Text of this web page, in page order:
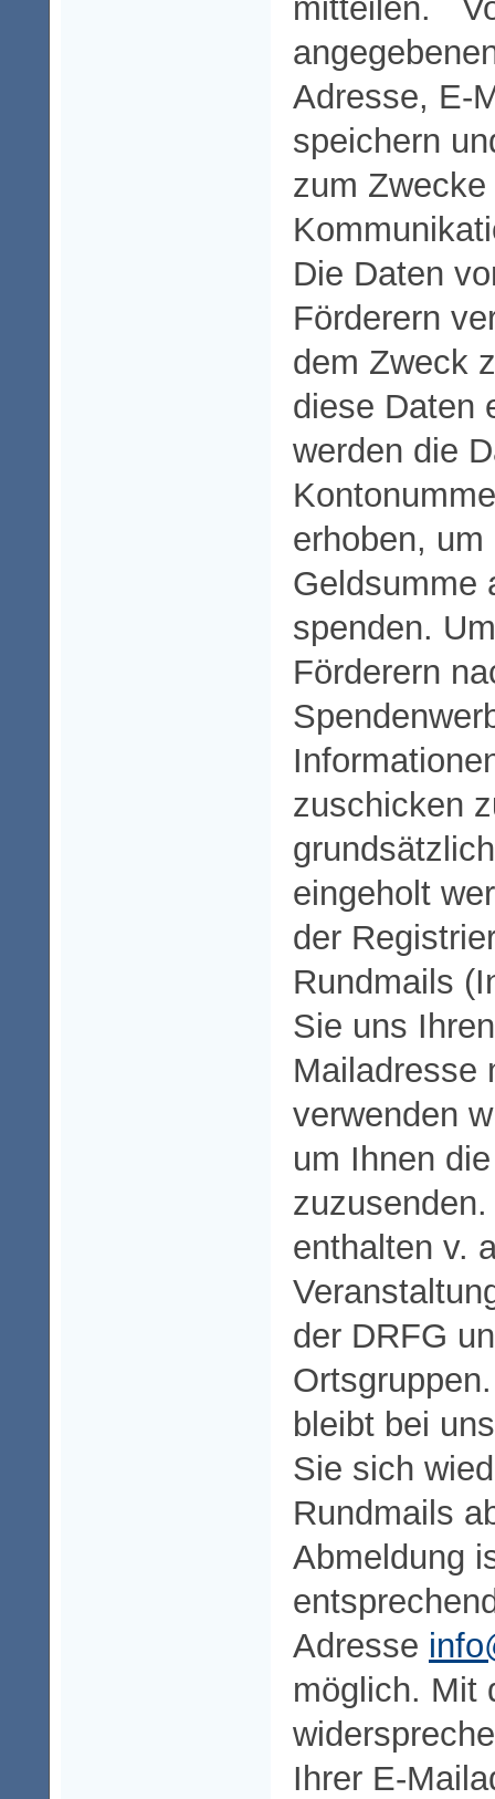
mitteilen.
Adresse, E-
speichern
zum
Die Daten
Förderern
dem Zweck
diese Daten
werden die
erhoben,
Geldsumme
spenden.
Förderern
zuschicken
eingeholt
der
Rundmails
Sie uns
Mailadresse
verwenden
um Ihnen
enthalten v.
der DRFG
bleibt bei
Sie sich
Rundmails
Abmeldung
Adresse
möglich. Mit
Ihrer E-